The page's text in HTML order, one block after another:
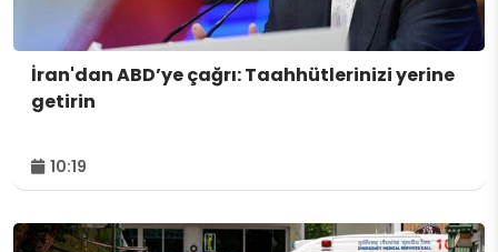
İran'dan ABD’ye çağrı: Taahhütlerinizi yerine
getirin
10:19